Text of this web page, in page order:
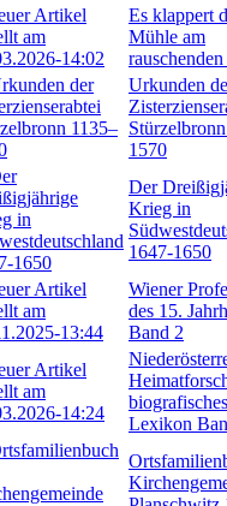
Es klappert
Mühle am
Urkunden
1570
Der
Krieg in
1647-1650
Wiener
des 15.
Band 2
biografisches
Lexikon